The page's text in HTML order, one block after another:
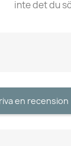
inte det du
en recension